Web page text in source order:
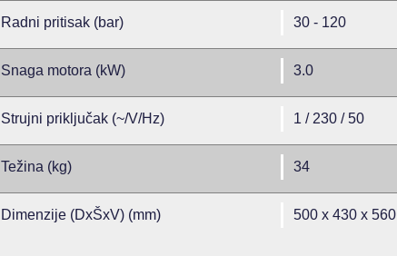
Radni pritisak (bar) 30 - 120
Snaga motora (kW) 3.0
Strujni priključak (~/V/Hz) 1 / 230 / 50
Težina (kg) 34
Dimenzije (DxŠxV) (mm) 500 x 430 x 560